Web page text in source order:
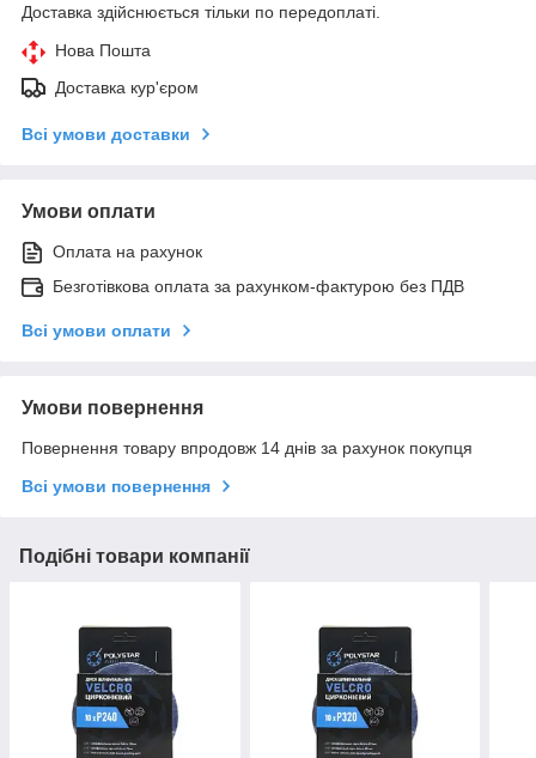
Доставка здійснюється тільки по передоплаті.
Нова Пошта
Доставка кур'єром
Всі умови доставки
Умови оплати
Оплата на рахунок
Безготівкова оплата за рахунком-фактурою без ПДВ
Всі умови оплати
Умови повернення
Повернення товару впродовж 14 днів за рахунок покупця
Всі умови повернення
Подібні товари компанії